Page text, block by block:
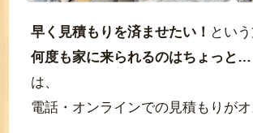
早く見積もりを済ませたい！ という
何度も家に来られるのはちょっと…
は、
電話・オンラインでの見積もりがオ